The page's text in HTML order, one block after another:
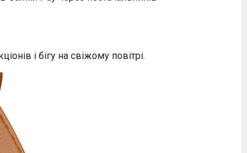
і бігу на свіжому повітрі.